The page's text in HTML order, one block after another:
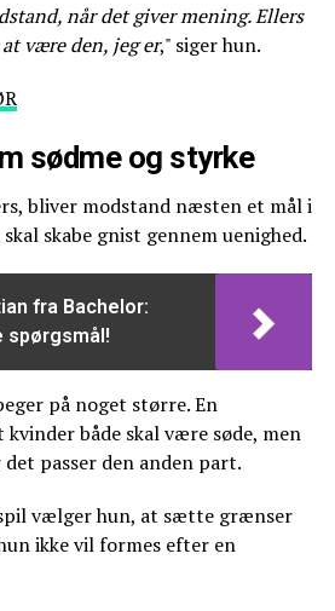
når det giver mening. Ellers
være den, jeg er," siger hun.
sødme og styrke
bliver modstand næsten et mål i
skabe gnist gennem uenighed.
fra Bachelor:
spørgsmål!
på noget større. En
både skal være søde, men
passer den anden part.
vælger hun, at sætte grænser
ikke vil formes efter en